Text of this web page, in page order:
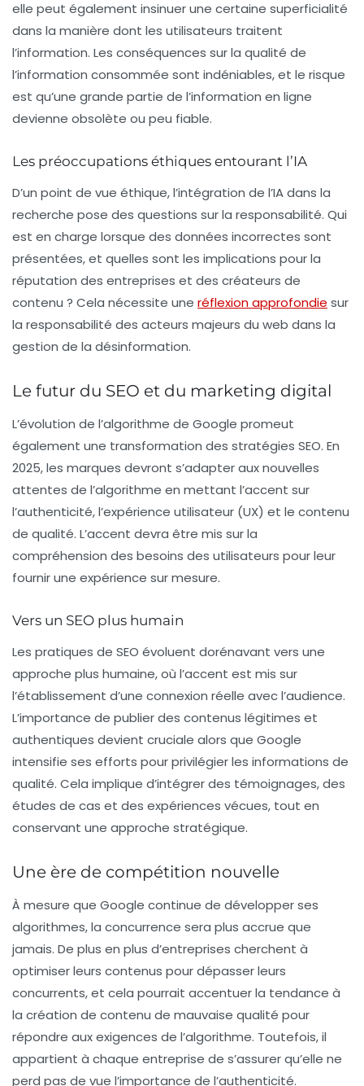
elle peut également insinuer une certaine superficialité
dans la manière dont les utilisateurs traitent
l’information. Les conséquences sur la qualité de
l’information consommée sont indéniables, et le risque
est qu’une grande partie de l’information en ligne
devienne obsolète ou peu fiable.
Les préoccupations éthiques entourant l’IA
D’un point de vue éthique, l’intégration de l’IA dans la
recherche pose des questions sur la responsabilité. Qui
est en charge lorsque des données incorrectes sont
présentées, et quelles sont les implications pour la
réputation des entreprises et des créateurs de
contenu ? Cela nécessite une réflexion approfondie sur
la responsabilité des acteurs majeurs du web dans la
gestion de la désinformation.
Le futur du SEO et du marketing digital
L’évolution de l’algorithme de Google promeut
également une transformation des stratégies SEO. En
2025, les marques devront s’adapter aux nouvelles
attentes de l’algorithme en mettant l’accent sur
l’authenticité, l’expérience utilisateur (UX) et le contenu
de qualité. L’accent devra être mis sur la
compréhension des besoins des utilisateurs pour leur
fournir une expérience sur mesure.
Vers un SEO plus humain
Les pratiques de SEO évoluent dorénavant vers une
approche plus humaine, où l’accent est mis sur
l’établissement d’une connexion réelle avec l’audience.
L’importance de publier des contenus légitimes et
authentiques devient cruciale alors que Google
intensifie ses efforts pour privilégier les informations de
qualité. Cela implique d’intégrer des témoignages, des
études de cas et des expériences vécues, tout en
conservant une approche stratégique.
Une ère de compétition nouvelle
À mesure que Google continue de développer ses
algorithmes, la concurrence sera plus accrue que
jamais. De plus en plus d’entreprises cherchent à
optimiser leurs contenus pour dépasser leurs
concurrents, et cela pourrait accentuer la tendance à
la création de contenu de mauvaise qualité pour
répondre aux exigences de l’algorithme. Toutefois, il
appartient à chaque entreprise de s’assurer qu’elle ne
perd pas de vue l’importance de l’authenticité.